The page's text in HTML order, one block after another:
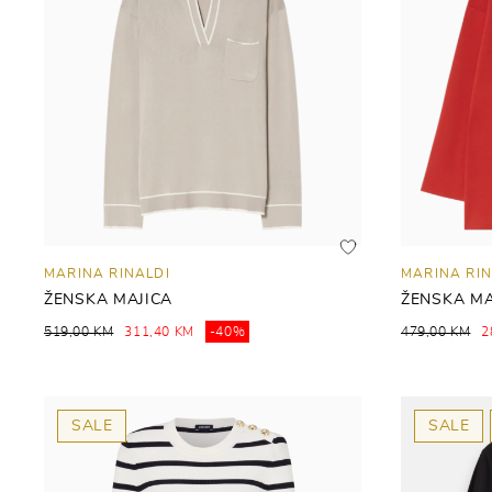
MARINA RINALDI
ŽENSKA MAJICA
519,00 KM 311,40 KM -40%
MARINA
ŽENSKA
479,00 KM
SALE SALE